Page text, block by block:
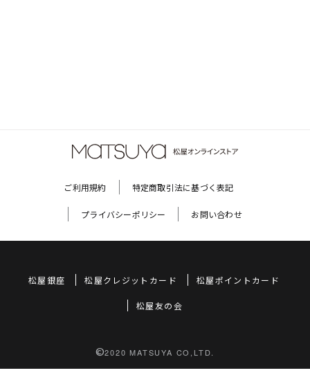
ご利用規約 特定商取引法に基づく表記
プライバシーポリシー お問い合わせ
松屋銀座 松屋クレジットカード 松屋ポイントカード
松屋友の会
©2020 MATSUYA CO,LTD.